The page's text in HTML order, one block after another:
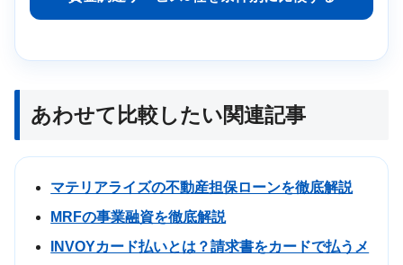
あわせて比較したい関連記事
マテリアライズの不動産担保ローンを徹底解説
MRFの事業融資を徹底解説
INVOYカード払いとは？請求書をカードで払うメ